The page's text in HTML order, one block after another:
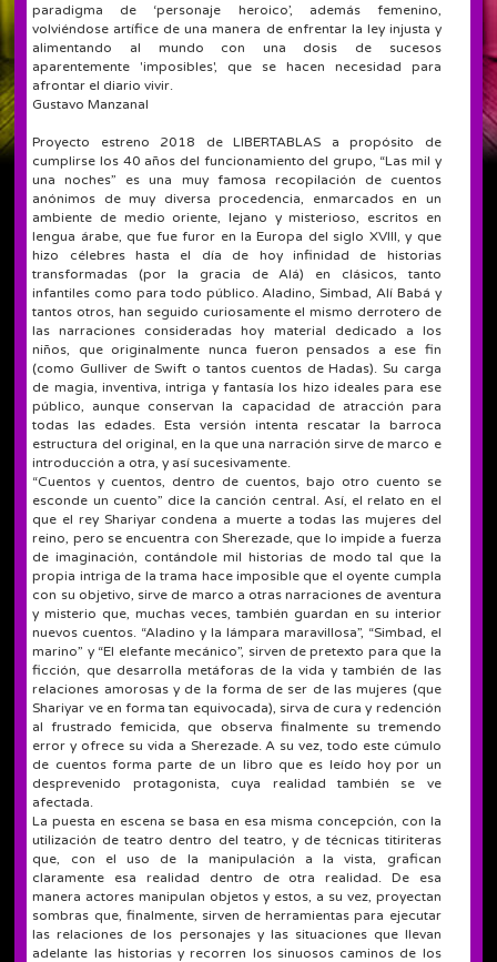
paradigma de ‘personaje heroico’, además femenino,
volviéndose artífice de una manera de enfrentar la ley injusta y
alimentando al mundo con una dosis de sucesos
aparentemente 'imposibles', que se hacen necesidad para
afrontar el diario vivir.
Gustavo Manzanal
Proyecto estreno 2018 de LIBERTABLAS a propósito de
cumplirse los 40 años del funcionamiento del grupo, “Las mil y
una noches” es una muy famosa recopilación de cuentos
anónimos de muy diversa procedencia, enmarcados en un
ambiente de medio oriente, lejano y misterioso, escritos en
lengua árabe, que fue furor en la Europa del siglo XVIII, y que
hizo célebres hasta el día de hoy infinidad de historias
transformadas (por la gracia de Alá) en clásicos, tanto
infantiles como para todo público. Aladino, Simbad, Alí Babá y
tantos otros, han seguido curiosamente el mismo derrotero de
las narraciones consideradas hoy material dedicado a los
niños, que originalmente nunca fueron pensados a ese fin
(como Gulliver de Swift o tantos cuentos de Hadas). Su carga
de magia, inventiva, intriga y fantasía los hizo ideales para ese
público, aunque conservan la capacidad de atracción para
todas las edades. Esta versión intenta rescatar la barroca
estructura del original, en la que una narración sirve de marco e
introducción a otra, y así sucesivamente.
“Cuentos y cuentos, dentro de cuentos, bajo otro cuento se
esconde un cuento” dice la canción central. Así, el relato en el
que el rey Shariyar condena a muerte a todas las mujeres del
reino, pero se encuentra con Sherezade, que lo impide a fuerza
de imaginación, contándole mil historias de modo tal que la
propia intriga de la trama hace imposible que el oyente cumpla
con su objetivo, sirve de marco a otras narraciones de aventura
y misterio que, muchas veces, también guardan en su interior
nuevos cuentos. “Aladino y la lámpara maravillosa”, “Simbad, el
marino” y “El elefante mecánico”, sirven de pretexto para que la
ficción, que desarrolla metáforas de la vida y también de las
relaciones amorosas y de la forma de ser de las mujeres (que
Shariyar ve en forma tan equivocada), sirva de cura y redención
al frustrado femicida, que observa finalmente su tremendo
error y ofrece su vida a Sherezade. A su vez, todo este cúmulo
de cuentos forma parte de un libro que es leído hoy por un
desprevenido protagonista, cuya realidad también se ve
afectada.
La puesta en escena se basa en esa misma concepción, con la
utilización de teatro dentro del teatro, y de técnicas titiriteras
que, con el uso de la manipulación a la vista, grafican
claramente esa realidad dentro de otra realidad. De esa
manera actores manipulan objetos y estos, a su vez, proyectan
sombras que, finalmente, sirven de herramientas para ejecutar
las relaciones de los personajes y las situaciones que llevan
adelante las historias y recorren los sinuosos caminos de los